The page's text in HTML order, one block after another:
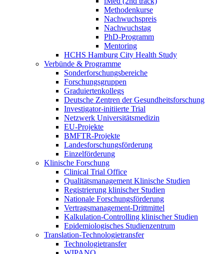
Methodenkurse
Nachwuchspreis
Nachwuchstag
PhD-Programm
Mentoring
HCHS Hamburg City Health Study
Verbünde & Programme
Sonderforschungsbereiche
Forschungsgruppen
Graduiertenkollegs
Deutsche Zentren der Gesundheitsforschung
Investigator-initiierte Trial
Netzwerk Universitätsmedizin
EU-Projekte
BMFTR-Projekte
Landesforschungsförderung
Einzelförderung
Klinische Forschung
Clinical Trial Office
Qualitätsmanagement Klinische Studien
Registrierung klinischer Studien
Nationale Forschungsförderung
Vertragsmanagement-Drittmittel
Kalkulation-Controlling klinischer Studien
Epidemiologisches Studienzentrum
Translation-Technologietransfer
Technologietransfer